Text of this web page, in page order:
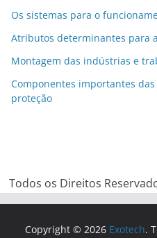
Os sistemas para o
Atributos determinantes para
Montagem das indústrias e
Componentes importantes
proteção
Todos os Direitos
Copyright © 2026 Exotech.